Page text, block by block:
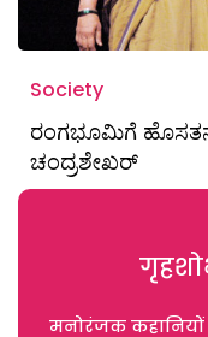
Society
ರಂಗಭೂಮಿಗೆ ಹೊಸತನದ
ಚಂದ್ರಶೇಖರ್
मनोरंजक